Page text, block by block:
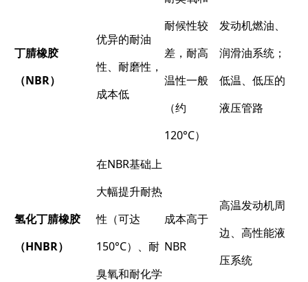
丁腈橡胶
（NBR）​
优异的耐油
性、耐磨性，
成本低
耐候性较
差，耐高
温性一般
（约
120°C）
发动机燃油、
润滑油系统；
低温、低压的
液压管路
氢化丁腈橡胶
（HNBR）​
在NBR基础上
大幅提升耐热
性（可达
150°C）、耐
臭氧和耐化学
成本高于
NBR
高温发动机周
边、高性能液
压系统